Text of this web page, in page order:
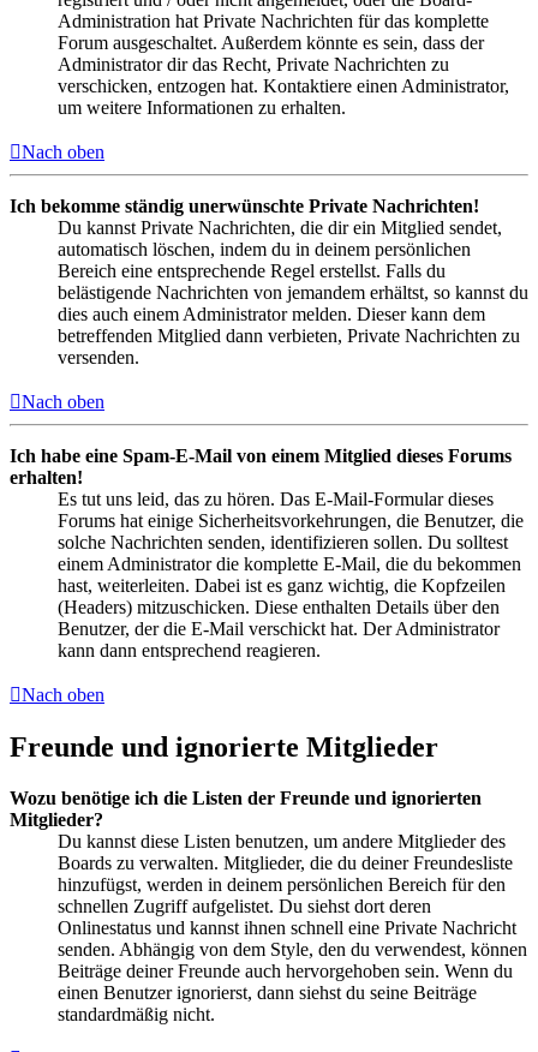
Administration hat Private Nachrichten für das komplette
Forum ausgeschaltet. Außerdem könnte es sein, dass der
Administrator dir das Recht, Private Nachrichten zu
verschicken, entzogen hat. Kontaktiere einen Administrator,
um weitere Informationen zu erhalten.
Nach oben
Ich bekomme ständig unerwünschte Private Nachrichten!
Du kannst Private Nachrichten, die dir ein Mitglied sendet,
automatisch löschen, indem du in deinem persönlichen
Bereich eine entsprechende Regel erstellst. Falls du
belästigende Nachrichten von jemandem erhältst, so kannst du
dies auch einem Administrator melden. Dieser kann dem
betreffenden Mitglied dann verbieten, Private Nachrichten zu
versenden.
Nach oben
Ich habe eine Spam-E-Mail von einem Mitglied dieses Forums
erhalten!
Es tut uns leid, das zu hören. Das E-Mail-Formular dieses
Forums hat einige Sicherheitsvorkehrungen, die Benutzer, die
solche Nachrichten senden, identifizieren sollen. Du solltest
einem Administrator die komplette E-Mail, die du bekommen
hast, weiterleiten. Dabei ist es ganz wichtig, die Kopfzeilen
(Headers) mitzuschicken. Diese enthalten Details über den
Benutzer, der die E-Mail verschickt hat. Der Administrator
kann dann entsprechend reagieren.
Nach oben
Freunde und ignorierte Mitglieder
Wozu benötige ich die Listen der Freunde und ignorierten
Mitglieder?
Du kannst diese Listen benutzen, um andere Mitglieder des
Boards zu verwalten. Mitglieder, die du deiner Freundesliste
hinzufügst, werden in deinem persönlichen Bereich für den
schnellen Zugriff aufgelistet. Du siehst dort deren
Onlinestatus und kannst ihnen schnell eine Private Nachricht
senden. Abhängig von dem Style, den du verwendest, können
Beiträge deiner Freunde auch hervorgehoben sein. Wenn du
einen Benutzer ignorierst, dann siehst du seine Beiträge
standardmäßig nicht.